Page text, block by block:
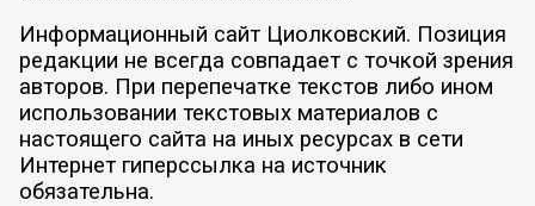
Информационный сайт Циолковский. Позиция
редакции не всегда совпадает с точкой зрения
авторов. При перепечатке текстов либо ином
использовании текстовых материалов с
настоящего сайта на иных ресурсах в сети
Интернет гиперссылка на источник
обязательна.